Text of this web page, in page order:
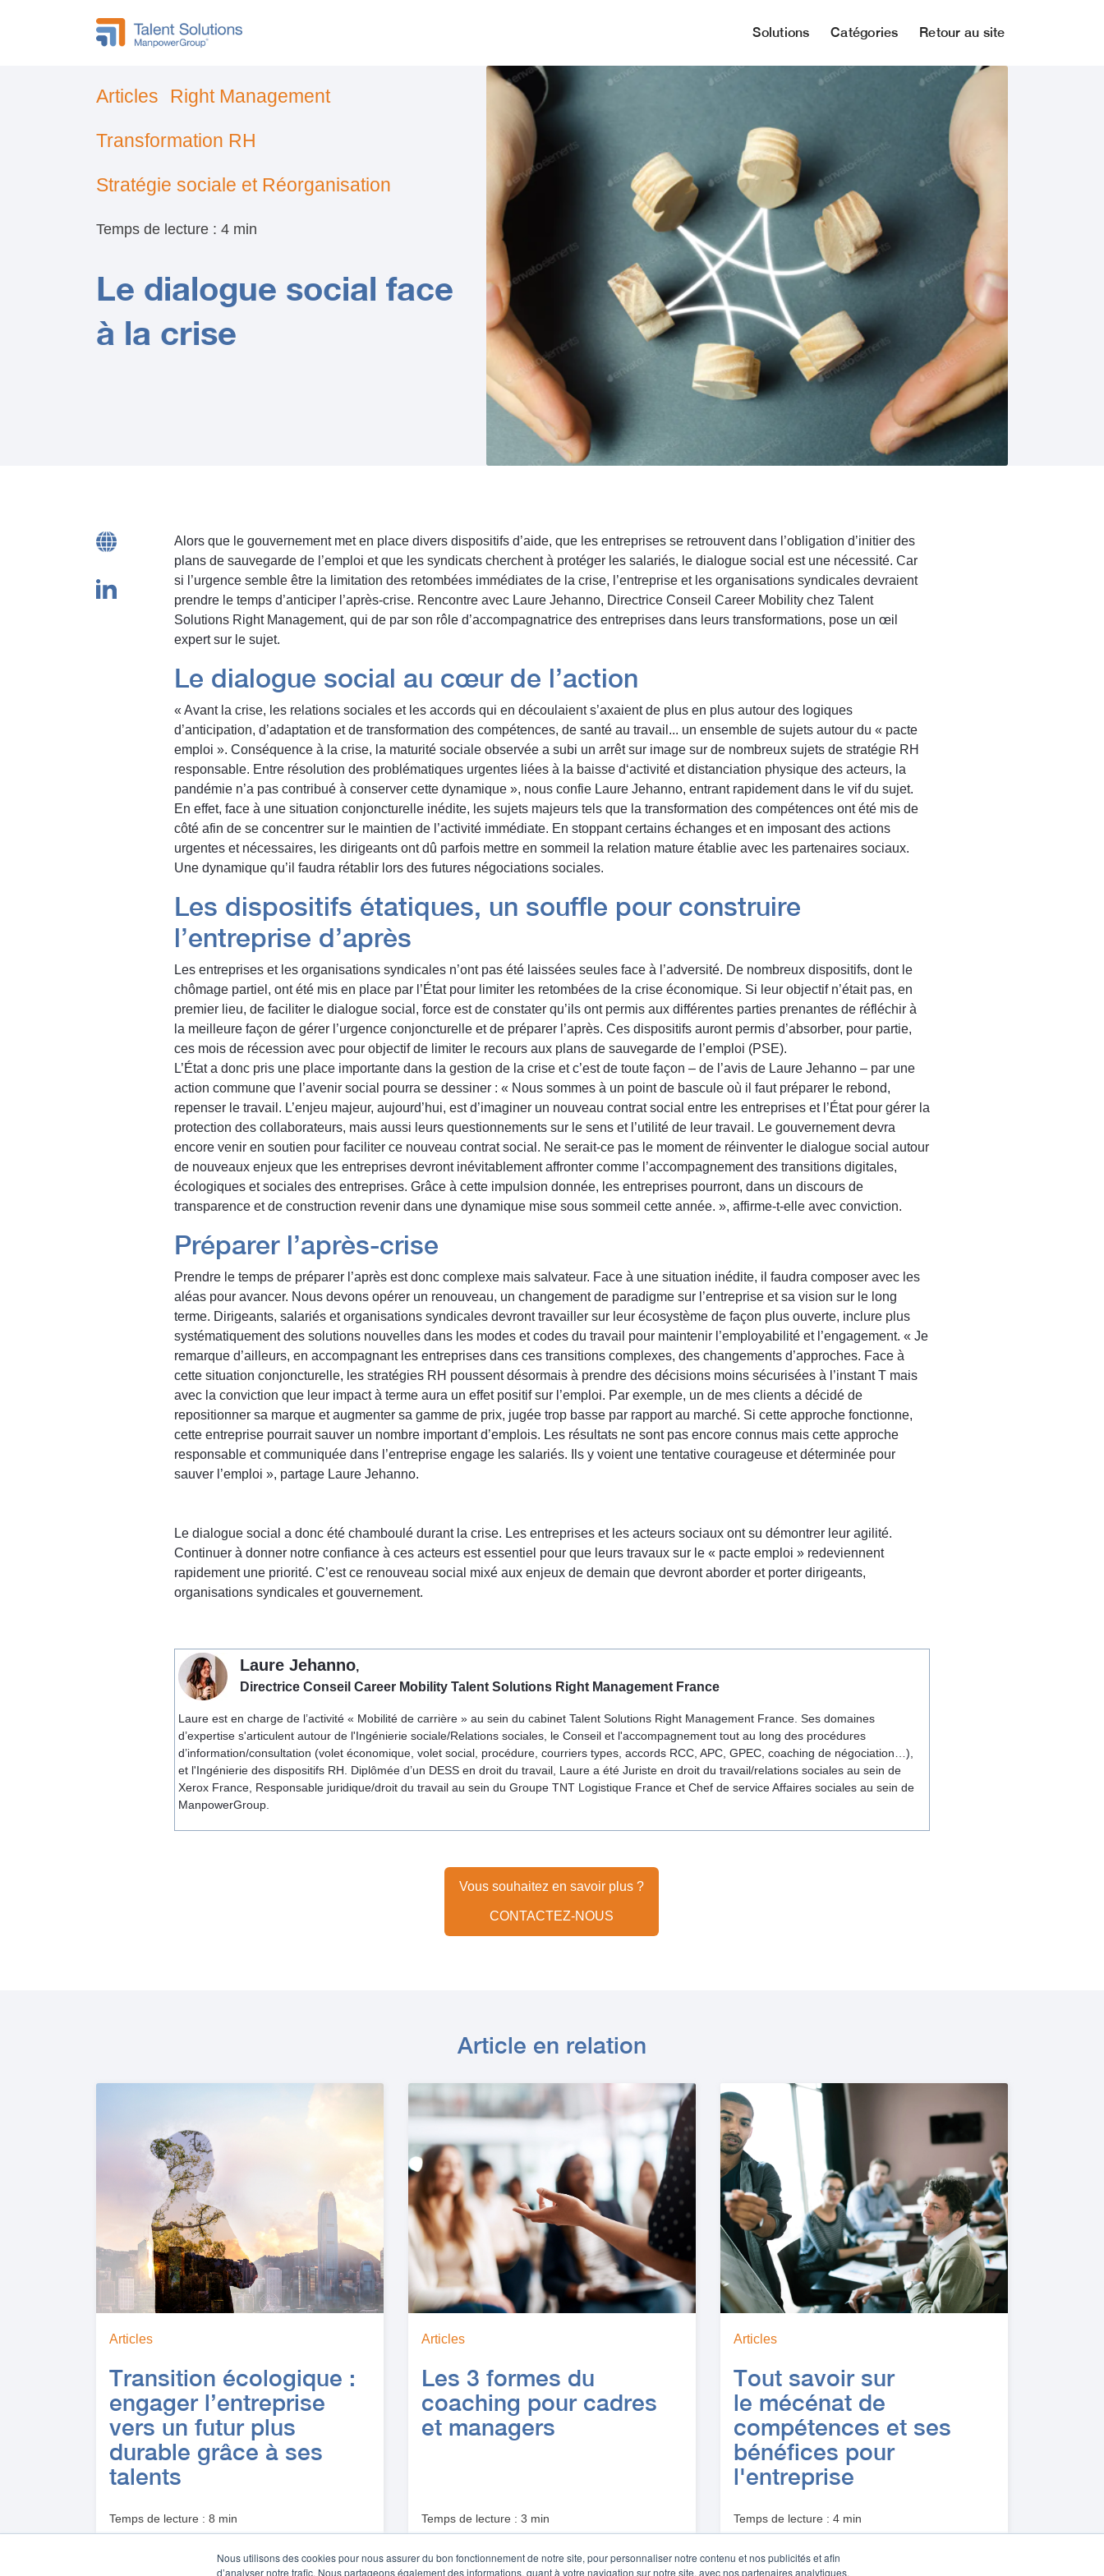
Nous utilisons des cookies pour nous assurer du bon fonctionnement de notre site, pour personnaliser notre contenu et nos publicités et afin
d’analyser notre trafic. Nous partageons également des informations, quant à votre navigation sur notre site, avec nos partenaires analytiques,
Solutions Catégories Retour au site
Articles Right Management
Transformation RH
Stratégie sociale et Réorganisation
Temps de lecture : 4 min
Le dialogue social face
à la crise
Alors que le gouvernement met en place divers dispositifs d’aide, que les entreprises se retrouvent dans l’obligation d’initier des
plans de sauvegarde de l’emploi et que les syndicats cherchent à protéger les salariés, le dialogue social est une nécessité. Car
si l’urgence semble être la limitation des retombées immédiates de la crise, l’entreprise et les organisations syndicales devraient
prendre le temps d’anticiper l’après-crise. Rencontre avec Laure Jehanno, Directrice Conseil Career Mobility chez Talent
Solutions Right Management, qui de par son rôle d’accompagnatrice des entreprises dans leurs transformations, pose un œil
expert sur le sujet.
Le dialogue social au cœur de l’action
« Avant la crise, les relations sociales et les accords qui en découlaient s’axaient de plus en plus autour des logiques
d’anticipation, d’adaptation et de transformation des compétences, de santé au travail... un ensemble de sujets autour du « pacte
emploi ». Conséquence à la crise, la maturité sociale observée a subi un arrêt sur image sur de nombreux sujets de stratégie RH
responsable. Entre résolution des problématiques urgentes liées à la baisse d‘activité et distanciation physique des acteurs, la
pandémie n’a pas contribué à conserver cette dynamique », nous confie Laure Jehanno, entrant rapidement dans le vif du sujet.
En effet, face à une situation conjoncturelle inédite, les sujets majeurs tels que la transformation des compétences ont été mis de
côté afin de se concentrer sur le maintien de l’activité immédiate. En stoppant certains échanges et en imposant des actions
urgentes et nécessaires, les dirigeants ont dû parfois mettre en sommeil la relation mature établie avec les partenaires sociaux.
Une dynamique qu’il faudra rétablir lors des futures négociations sociales.
Les dispositifs étatiques, un souffle pour construire
l’entreprise d’après
Les entreprises et les organisations syndicales n’ont pas été laissées seules face à l’adversité. De nombreux dispositifs, dont le
chômage partiel, ont été mis en place par l’État pour limiter les retombées de la crise économique. Si leur objectif n’était pas, en
premier lieu, de faciliter le dialogue social, force est de constater qu’ils ont permis aux différentes parties prenantes de réfléchir à
la meilleure façon de gérer l’urgence conjoncturelle et de préparer l’après. Ces dispositifs auront permis d’absorber, pour partie,
ces mois de récession avec pour objectif de limiter le recours aux plans de sauvegarde de l’emploi (PSE).
L’État a donc pris une place importante dans la gestion de la crise et c’est de toute façon – de l’avis de Laure Jehanno – par une
action commune que l’avenir social pourra se dessiner : « Nous sommes à un point de bascule où il faut préparer le rebond,
repenser le travail. L’enjeu majeur, aujourd’hui, est d’imaginer un nouveau contrat social entre les entreprises et l’État pour gérer la
protection des collaborateurs, mais aussi leurs questionnements sur le sens et l’utilité de leur travail. Le gouvernement devra
encore venir en soutien pour faciliter ce nouveau contrat social. Ne serait-ce pas le moment de réinventer le dialogue social autour
de nouveaux enjeux que les entreprises devront inévitablement affronter comme l’accompagnement des transitions digitales,
écologiques et sociales des entreprises. Grâce à cette impulsion donnée, les entreprises pourront, dans un discours de
transparence et de construction revenir dans une dynamique mise sous sommeil cette année. », affirme-t-elle avec conviction.
Préparer l’après-crise
Prendre le temps de préparer l’après est donc complexe mais salvateur. Face à une situation inédite, il faudra composer avec les
aléas pour avancer. Nous devons opérer un renouveau, un changement de paradigme sur l’entreprise et sa vision sur le long
terme. Dirigeants, salariés et organisations syndicales devront travailler sur leur écosystème de façon plus ouverte, inclure plus
systématiquement des solutions nouvelles dans les modes et codes du travail pour maintenir l’employabilité et l’engagement. « Je
remarque d’ailleurs, en accompagnant les entreprises dans ces transitions complexes, des changements d’approches. Face à
cette situation conjoncturelle, les stratégies RH poussent désormais à prendre des décisions moins sécurisées à l’instant T mais
avec la conviction que leur impact à terme aura un effet positif sur l’emploi. Par exemple, un de mes clients a décidé de
repositionner sa marque et augmenter sa gamme de prix, jugée trop basse par rapport au marché. Si cette approche fonctionne,
cette entreprise pourrait sauver un nombre important d’emplois. Les résultats ne sont pas encore connus mais cette approche
responsable et communiquée dans l’entreprise engage les salariés. Ils y voient une tentative courageuse et déterminée pour
sauver l’emploi », partage Laure Jehanno.
Le dialogue social a donc été chamboulé durant la crise. Les entreprises et les acteurs sociaux ont su démontrer leur agilité.
Continuer à donner notre confiance à ces acteurs est essentiel pour que leurs travaux sur le « pacte emploi » redeviennent
rapidement une priorité. C’est ce renouveau social mixé aux enjeux de demain que devront aborder et porter dirigeants,
organisations syndicales et gouvernement.
Laure Jehanno,
Directrice Conseil Career Mobility Talent Solutions Right Management France
Laure est en charge de l’activité « Mobilité de carrière » au sein du cabinet Talent Solutions Right Management France. Ses domaines
d’expertise s'articulent autour de l'Ingénierie sociale/Relations sociales, le Conseil et l'accompagnement tout au long des procédures
d’information/consultation (volet économique, volet social, procédure, courriers types, accords RCC, APC, GPEC, coaching de négociation…),
et l'Ingénierie des dispositifs RH. Diplômée d’un DESS en droit du travail, Laure a été Juriste en droit du travail/relations sociales au sein de
Xerox France, Responsable juridique/droit du travail au sein du Groupe TNT Logistique France et Chef de service Affaires sociales au sein de
ManpowerGroup.
Vous souhaitez en savoir plus ?
CONTACTEZ-NOUS
Article en relation
Articles
Transition écologique :
engager l’entreprise
vers un futur plus
durable grâce à ses
talents
Temps de lecture : 8 min
Articles
Les 3 formes du
coaching pour cadres
et managers
Temps de lecture : 3 min
Articles
Tout savoir sur
le mécénat de
compétences et ses
bénéfices pour
l'entreprise
Temps de lecture : 4 min